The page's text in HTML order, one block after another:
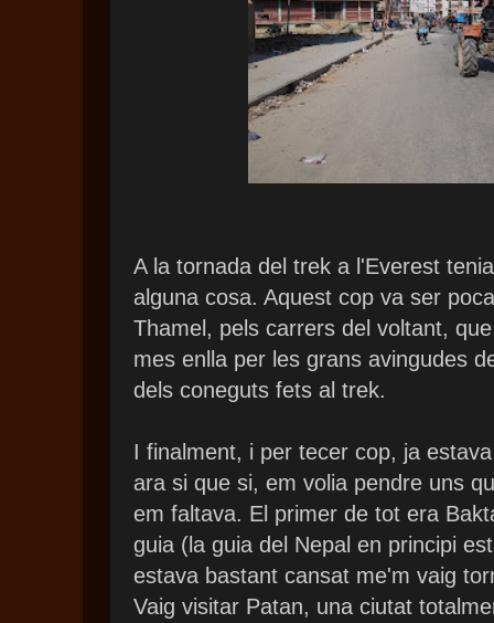
A la tornada del trek a l'Everest
alguna cosa. Aquest cop va ser
Thamel, pels carrers del voltant,
mes enlla per les grans avingudes
dels coneguts fets al trek.
I finalment, i per tecer cop, ja
ara si que si, em volia pendre uns
em faltava. El primer de tot era
guia (la guia del Nepal en principi
estava bastant cansat me'm vaig
Vaig visitar Patan, una ciutat